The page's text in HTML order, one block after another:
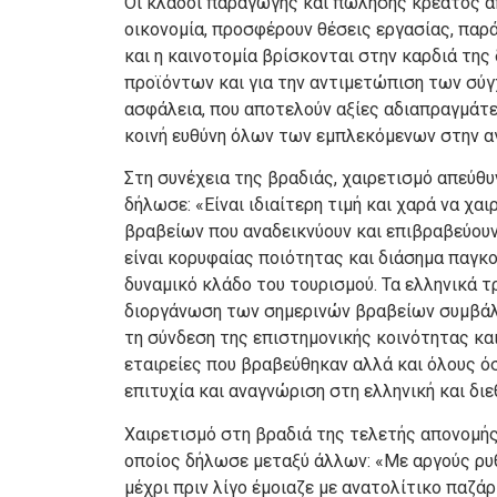
οικονομία, προσφέρουν θέσεις εργασίας,
και η καινοτομία βρίσκονται στην καρδιά
προϊόντων και για την αντιμετώπιση των
ασφάλεια, που αποτελούν αξίες
κοινή ευθύνη όλων των εμπλεκόμενων στην
Στη συνέχεια της βραδιάς, χαιρετισμό
δήλωσε: «Είναι ιδιαίτερη τιμή και χαρά να
βραβείων που αναδεικνύουν και
είναι κορυφαίας ποιότητας και διάσημα
δυναμικό κλάδο του τουρισμού. Τα ελληνικά
διοργάνωση των σημερινών βραβείων
τη σύνδεση της επιστημονικής κοινότητας
εταιρείες που βραβεύθηκαν αλλά και όλους
επιτυχία και αναγνώριση στη ελληνική και
Χαιρετισμό στη βραδιά της τελετής
οποίος δήλωσε μεταξύ άλλων: «Με αργούς
μέχρι πριν λίγο έμοιαζε με ανατολίτικο